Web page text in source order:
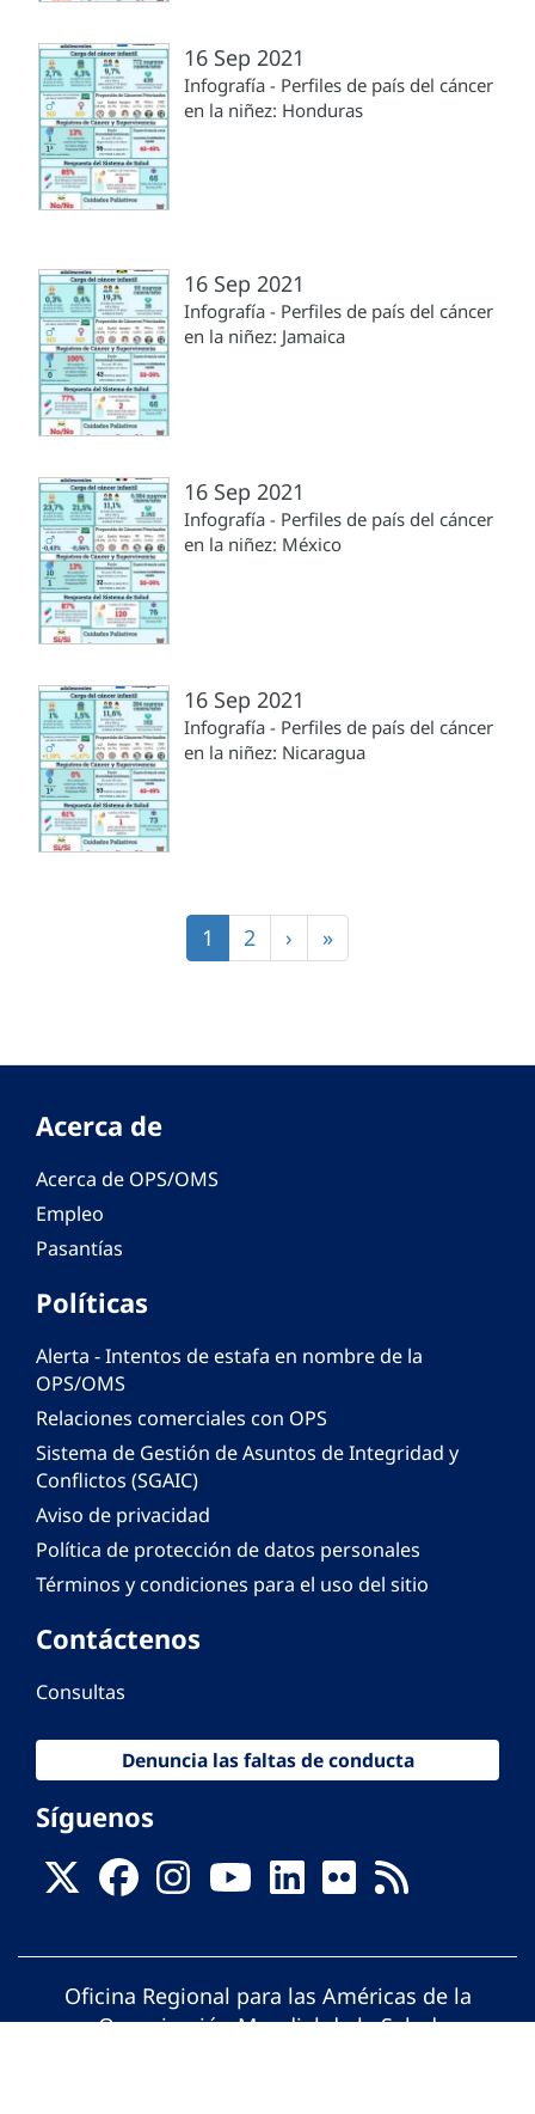
16 Sep 2021
Infografía - Perfiles de país del cáncer
en la niñez: Honduras
16 Sep 2021
Infografía - Perfiles de país del cáncer
en la niñez: Jamaica
16 Sep 2021
Infografía - Perfiles de país del cáncer
en la niñez: México
16 Sep 2021
Infografía - Perfiles de país del cáncer
en la niñez: Nicaragua
Página
actual
1 Página
2
Siguiente
página
›
Última
página
»
Acerca de
Acerca de OPS/OMS
Empleo
Pasantías
Políticas
Alerta - Intentos de estafa en nombre de la
OPS/OMS
Relaciones comerciales con OPS
Sistema de Gestión de Asuntos de Integridad y
Conflictos (SGAIC)
Aviso de privacidad
Política de protección de datos personales
Términos y condiciones para el uso del sitio
Contáctenos
Consultas
Denuncia las faltas de conducta
Síguenos
Oficina Regional para las Américas de la
Organización Mundial de la Salud